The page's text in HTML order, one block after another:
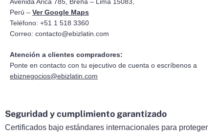
Avenida Arica 785, Breña – Lima 15083,
Perú – Ver Google Maps
Teléfono: +51 1 518 3360
Correo: contacto@ebizlatin.com
Atención a clientes compradores:
Ponte en contacto con tu ejecutivo de cuenta o escríbenos a
ebiznegocios@ebizlatin.com
Seguridad y cumplimiento garantizado
Certificados bajo estándares internacionales para proteger